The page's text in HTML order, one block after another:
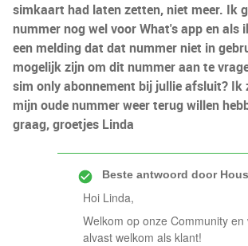
simkaart had laten zetten, niet meer. Ik
nummer nog wel voor What's app en als
een melding dat dat nummer niet in
mogelijk zijn om dit nummer aan te
sim only abonnement bij jullie afsluit? Ik
mijn oude nummer weer terug willen
graag, groetjes Linda
Beste antwoord door
Hoi Linda,
Welkom op onze Community en
alvast welkom als klant!